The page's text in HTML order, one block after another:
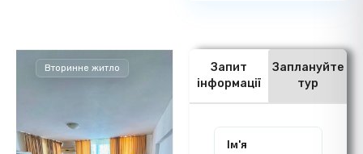
Вторинне житло
Запит
інформації
Заплануйте
тур